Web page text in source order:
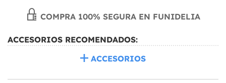
COMPRA 100% SEGURA EN FUNIDELIA
ACCESORIOS RECOMENDADOS:
ACCESORIOS